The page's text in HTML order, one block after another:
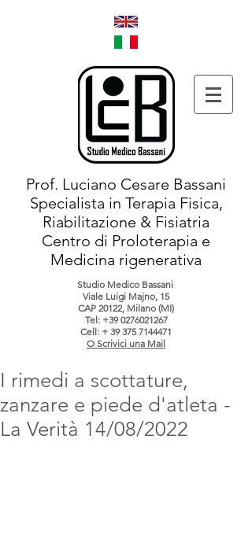
Prof. Luciano Cesare Bassani
Specialista in Terapia Fisica,
Riabilitazione & Fisiatria
Centro di Proloterapia e
Medicina rigenerativa
Studio Medico Bassani
Viale Luigi Majno, 15
CAP 20122, Milano (MI)
Tel: +39 0276021267
Cell: + 39 375 7144471
O Scrivici una Mail
I rimedi a scottature,
zanzare e piede d'atleta -
La Verità 14/08/2022